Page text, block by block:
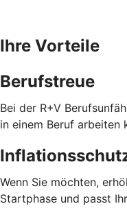
Ihre Vorteile
Berufstreue
Bei der R+V
in einem Beruf arbeiten
Wenn Sie möchten,
Startphase und passt